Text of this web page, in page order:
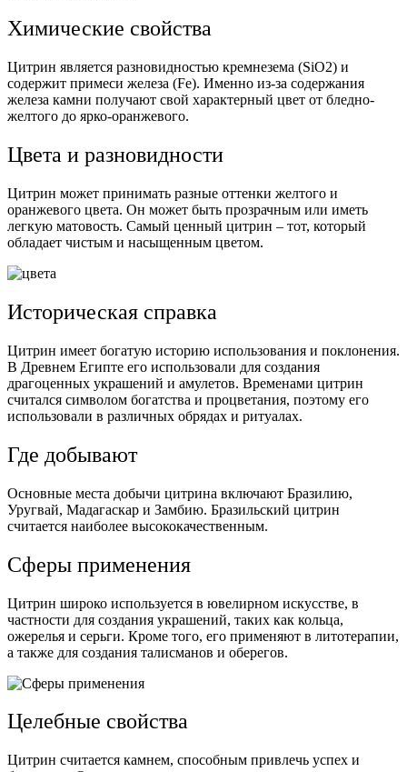
Химические свойства
Цитрин является разновидностью кремнезема (SiO2) и
содержит примеси железа (Fe). Именно из-за содержания
железа камни получают свой характерный цвет от бледно-
желтого до ярко-оранжевого.
Цвета и разновидности
Цитрин может принимать разные оттенки желтого и
оранжевого цвета. Он может быть прозрачным или иметь
легкую матовость. Самый ценный цитрин – тот, который
обладает чистым и насыщенным цветом.
Историческая справка
Цитрин имеет богатую историю использования и поклонения.
В Древнем Египте его использовали для создания
драгоценных украшений и амулетов. Временами цитрин
считался символом богатства и процветания, поэтому его
использовали в различных обрядах и ритуалах.
Где добывают
Основные места добычи цитрина включают Бразилию,
Уругвай, Мадагаскар и Замбию. Бразильский цитрин
считается наиболее высококачественным.
Сферы применения
Цитрин широко используется в ювелирном искусстве, в
частности для создания украшений, таких как кольца,
ожерелья и серьги. Кроме того, его применяют в литотерапии,
а также для создания талисманов и оберегов.
Целебные свойства
Цитрин считается камнем, способным привлечь успех и